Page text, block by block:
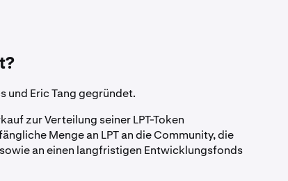
und Eric Tang gegründet.
zur Verteilung seiner LPT-Token
Menge an LPT an die Community, die
an einen langfristigen Entwicklungsfonds